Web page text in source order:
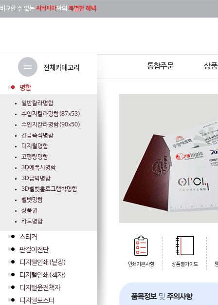
통합주문 상
명함
일반칼라명함
수입지칼라명함(87x53)
수입지칼라명함(90x50)
긴급즉석명함
디지털명함
고평량명함
3D에폭시명함
3D금박명함
3D벨벳홀로그램박명함
벨벳명함
상품권
카드명함
스티커
판걸이전단
디지털인쇄(낱장)
디지털인쇄(책자)
디지털윤전책자
디지털포스터